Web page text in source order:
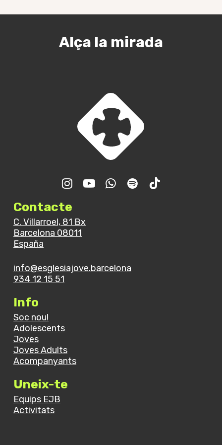
Trobada GJR – Final de
curs
Alça la mirada
Contacte
C. Villarroel, 81 Bx
Barcelona 08011
España
info@esglesiajove.barcelona
934 12 15 51
Info
Soc nou!
Adolescents
Joves
Joves Adults
Acompanyants
Uneix-te
Equips EJB
Activitats